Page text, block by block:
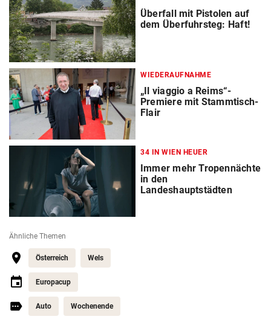
Überfall mit Pistolen auf
dem Überfuhrsteg: Haft!
WIEDERAUFNAHME
„Il viaggio a Reims“-
Premiere mit Stammtisch-
Flair
34 IN WIEN HEUER
Immer mehr Tropennächte
in den
Landeshauptstädten
Ähnliche Themen
Österreich Wels
Europacup
Auto Wochenende